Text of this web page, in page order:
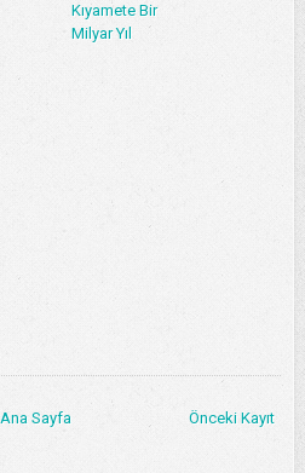
Kıyamete Bir
Milyar Yıl
Önceki Kayıt
Ana Sayfa